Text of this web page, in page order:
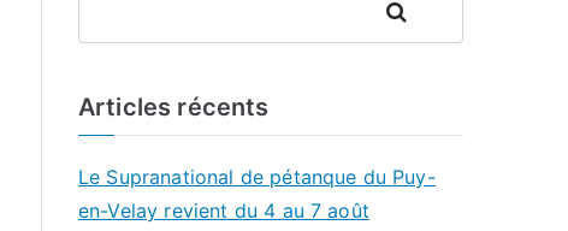
Rechercher
Articles récents
Le Supranational de pétanque du Puy-
en-Velay revient du 4 au 7 août